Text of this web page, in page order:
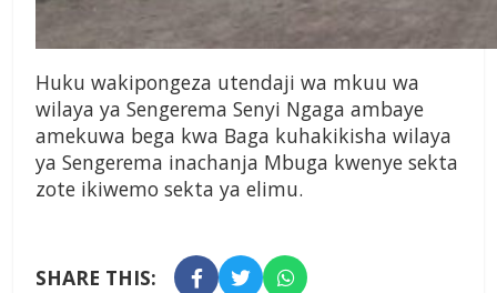
Huku wakipongeza utendaji wa mkuu wa
wilaya ya Sengerema Senyi Ngaga ambaye
amekuwa bega kwa Baga kuhakikisha wilaya
ya Sengerema inachanja Mbuga kwenye sekta
zote ikiwemo sekta ya elimu.
SHARE THIS: